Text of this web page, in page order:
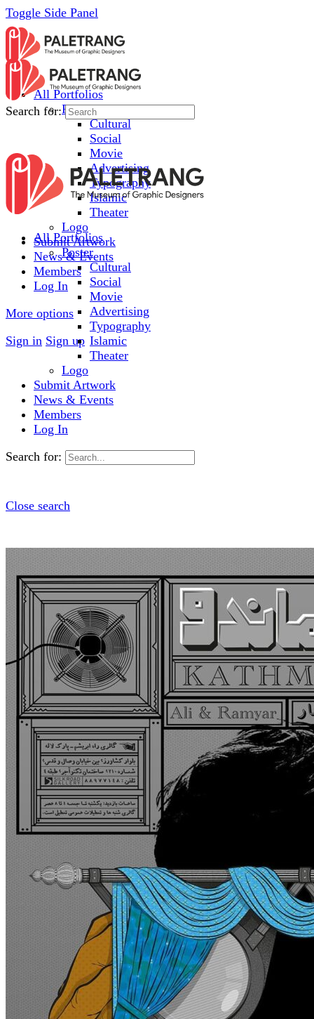
Toggle Side Panel
All Portfolios
Poster
Cultural
Social
Movie
Advertising
Typography
Islamic
Theater
Logo
Submit Artwork
News & Events
Members
Log In
More options
Sign in Sign up
Search for:
All Portfolios
Poster
Cultural
Social
Movie
Advertising
Typography
Islamic
Theater
Logo
Submit Artwork
News & Events
Members
Log In
Search for:
Close search